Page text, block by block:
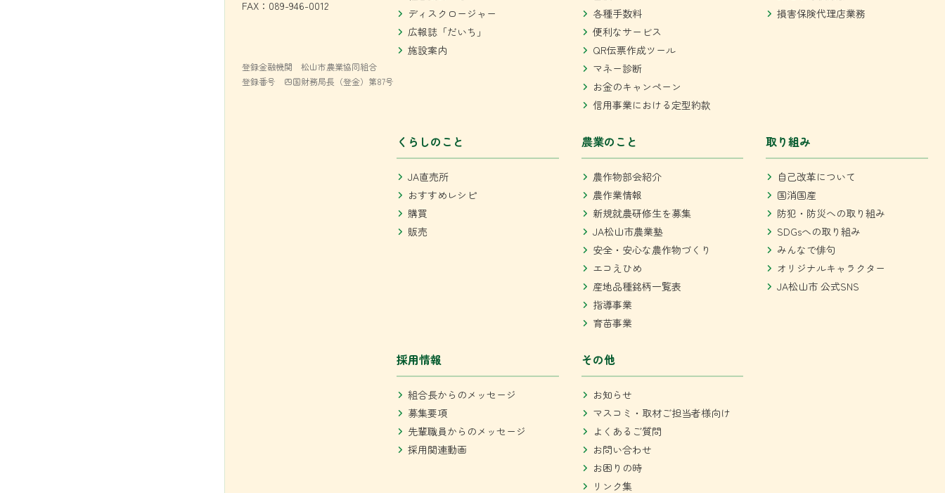
FAX：089-946-0012
登録金融機関 松山市農業協同組合
登録番号 四国財務局長（登金）第87号
ディスクロージャー
広報誌「だいち」
施設案内
各種手数料
便利なサービス
QR伝票作成ツール
マネー診断
お金のキャンペーン
信用事業における定型約款
損害保険代理店業務
くらしのこと
JA直売所
おすすめレシピ
購買
販売
農業のこと
農作物部会紹介
農作業情報
新規就農研修生を募集
JA松山市農業塾
安全・安心な農作物づくり
エコえひめ
産地品種銘柄一覧表
指導事業
育苗事業
取り組み
自己改革について
国消国産
防犯・防災への取り組み
SDGsへの取り組み
みんなで俳句
オリジナルキャラクター
JA松山市 公式SNS
採用情報
組合長からのメッセージ
募集要項
先輩職員からのメッセージ
採用関連動画
その他
お知らせ
マスコミ・取材ご担当者様向け
よくあるご質問
お問い合わせ
お困りの時
リンク集